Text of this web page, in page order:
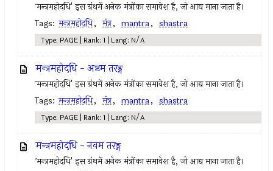
`मन्त्रमहोदधि' इस ग्रंथमें अनेक मंत्रोंका समावेश है, जो आद्य माना जाता है।
Tags: मन्त्रमहोदधि, मंत्र, mantra, shastra
Type: PAGE | Rank: 1 | Lang: N/A
मन्त्रमहोदधि - अष्टम तरङ्ग
`मन्त्रमहोदधि' इस ग्रंथमें अनेक मंत्रोंका समावेश है, जो आद्य माना जाता है।
Tags: मन्त्रमहोदधि, मंत्र, mantra, shastra
Type: PAGE | Rank: 1 | Lang: N/A
मन्त्रमहोदधि - नवम तरङ्ग
`मन्त्रमहोदधि' इस ग्रंथमें अनेक मंत्रोंका समावेश है, जो आद्य माना जाता है।